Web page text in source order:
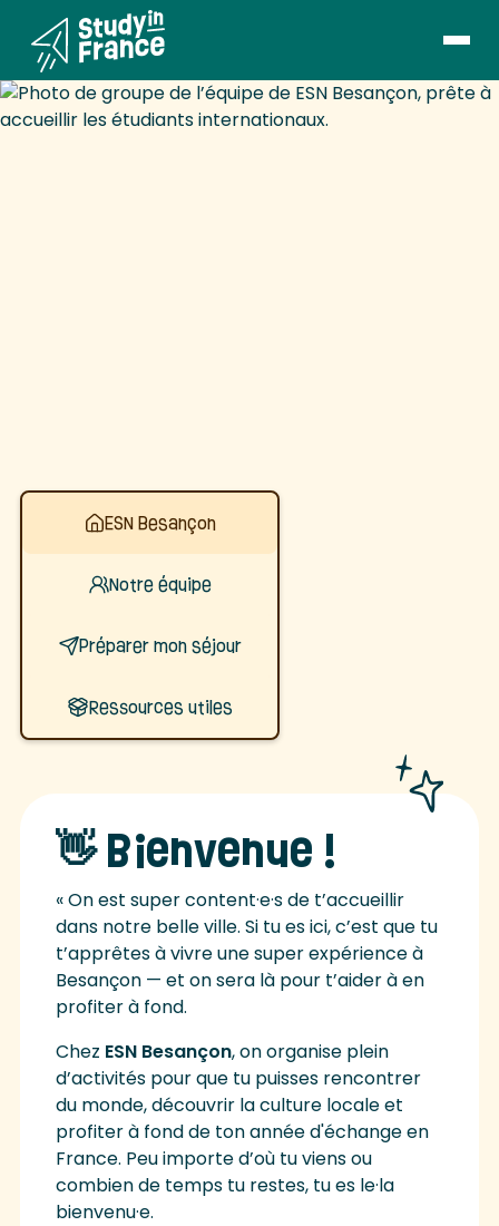
ESN Besançon
Notre équipe
Préparer mon séjour
Ressources utiles
👋 Bienvenue !
« On est super content·e·s de t’accueillir
dans notre belle ville. Si tu es ici, c’est que tu
t’apprêtes à vivre une super expérience à
Besançon — et on sera là pour t’aider à en
profiter à fond.
Chez ESN Besançon, on organise plein
d’activités pour que tu puisses rencontrer
du monde, découvrir la culture locale et
profiter à fond de ton année d'échange en
France. Peu importe d’où tu viens ou
combien de temps tu restes, tu es le·la
bienvenu·e.